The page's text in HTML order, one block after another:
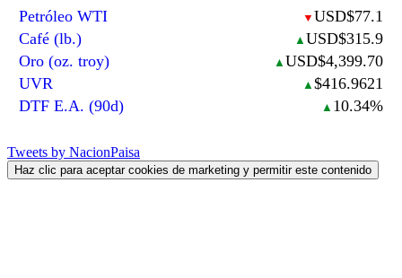
Petróleo WTI
▼ USD$77.1
Café (lb.)
▲ USD$315.9
Oro (oz. troy)
▲ USD$4,399.70
UVR
▲ $416.9621
DTF E.A. (90d)
▲ 10.34%
Tweets by NacionPaisa
Haz clic para aceptar cookies de marketing y permitir este contenido